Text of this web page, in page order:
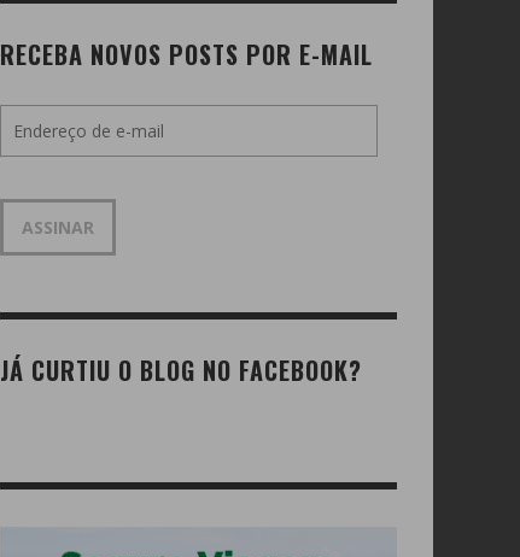
RECEBA NOVOS POSTS POR E-MAIL
de
ASSINAR
JÁ CURTIU O BLOG NO FACEBOOK?